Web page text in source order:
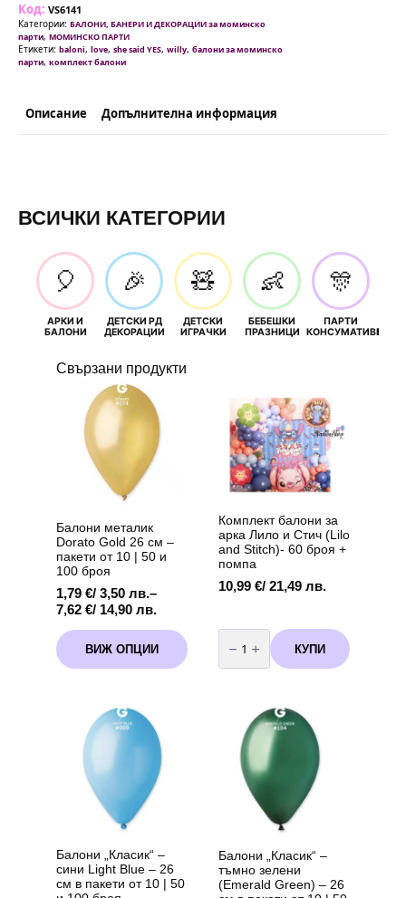
Парти
-
6
броя
Код: VS6141
Категории: БАЛОНИ, БАНЕРИ И ДЕКОРАЦИИ за моминско
парти, МОМИНСКО ПАРТИ
Етикети: baloni, love, she said YES, willy, балони за моминско
парти, комплект балони
Описание Допълнителна информация
ВСИЧКИ КАТЕГОРИИ
🎈
АРКИ И
БАЛОНИ
🎉
ДЕТСКИ РД
ДЕКОРАЦИИ
🧸
ДЕТСКИ
ИГРАЧКИ
👶
БЕБЕШКИ
ПРАЗНИЦИ
🎊
ПАРТИ
КОНСУМАТИВИ
Свързани продукти
Балони металик
Dorato Gold 26 см –
пакети от 10 | 50 и
100 броя
1,79 €/ 3,50 лв.–
7,62 €/ 14,90 лв.
Price
1,79 €
/
3,50 лв.
14,90 лв.
ВИЖ ОПЦИИ
This
product
has
options
chosen
page
Комплект балони за
арка Лило и Стич (Lilo
and Stitch)- 60 броя +
помпа
10,99 €/ 21,49 лв.
количество
за
Комплект
балони
Стич
(Lilo
and
Stitch)-
броя
КУПИ
Балони „Класик“ –
сини Light Blue – 26
см в пакети от 10 | 50
Балони „Класик“ –
тъмно зелени
(Emerald Green) – 26